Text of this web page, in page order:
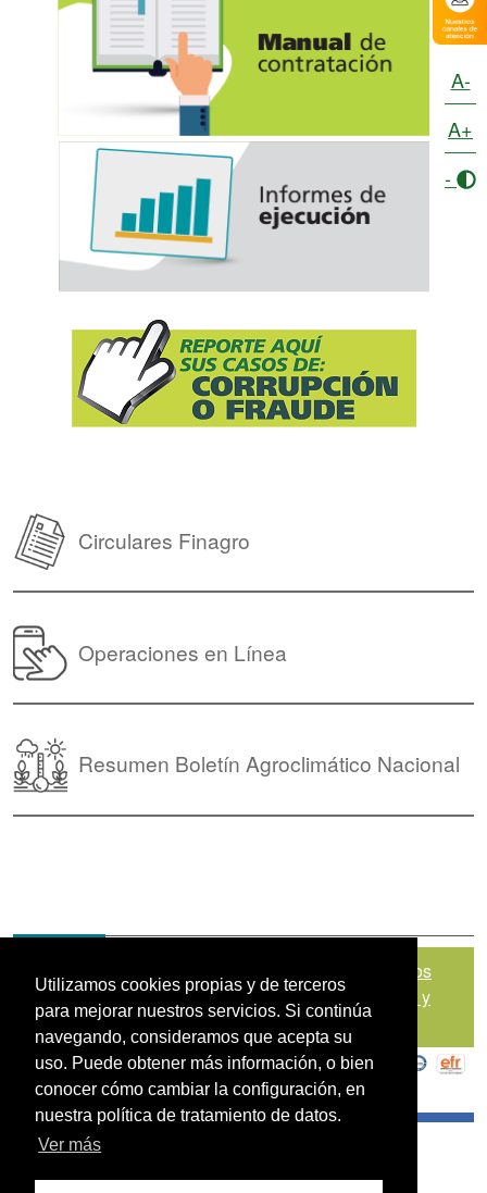
Utilizamos cookies propias y de terceros
para mejorar nuestros servicios. Si continúa
navegando, consideramos que acepta su
uso. Puede obtener más información, o bien
conocer cómo cambiar la configuración, en
nuestra política de tratamiento de datos.
Ver más
Circulares Finagro
Operaciones en Línea
Resumen Boletín Agroclimático Nacional
Política de Tratamiento de Datos
Personales|Políticas de Seguridad, Términos y
Condiciones de Uso
A-
A+
-